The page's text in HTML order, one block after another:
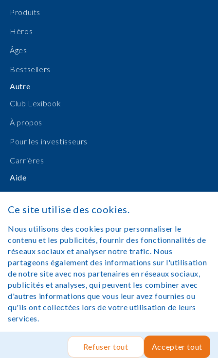
Produits
Héros
Âges
Bestsellers
Autre
Club Lexibook
À propos
Pour les investisseurs
Carrières
Aide
Manuels d'utilisation
Achats en ligne
Nous contacter
Se connecter
Mentions légales Conditions d'utilisation
Ce site utilise des cookies.
Nous utilisons des cookies pour personnaliser le
contenu et les publicités, fournir des fonctionnalités de
réseaux sociaux et analyser notre trafic. Nous
partageons également des informations sur l'utilisation
de notre site avec nos partenaires en réseaux sociaux,
publicités et analyses, qui peuvent les combiner avec
d'autres informations que vous leur avez fournies ou
qu'ils ont collectées lors de votre utilisation de leurs
services.
Refuser tout Accepter tout